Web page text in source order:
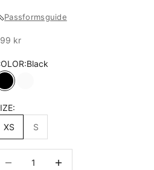
Passformsguide
kr
Black
Black
XS
S